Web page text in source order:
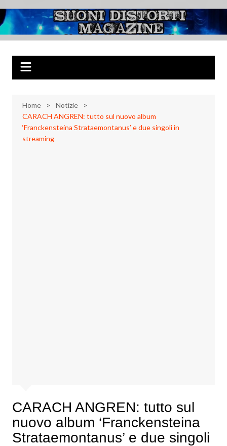
al
contenuto
Suoni Distorti
Magazine
Musica Rock, Metal, Punk e varie sonorità alternative
Home
Notizie
CARACH ANGREN: tutto sul nuovo album
‘Franckensteina Strataemontanus’ e due singoli in
streaming
CARACH ANGREN: tutto sul
nuovo album ‘Franckensteina
Strataemontanus’ e due singoli